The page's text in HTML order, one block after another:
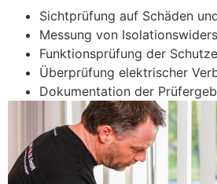
Sichtprüfung auf Schäden
Messung von
Funktionsprüfung der
Überprüfung elektrischer
Dokumentation der